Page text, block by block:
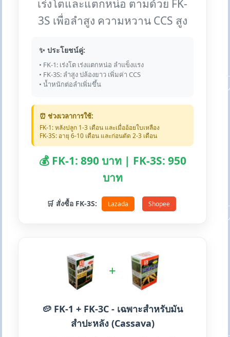
เร่งโตและแตกหน่อ ตามด้วย FK-
3S เพื่อลำสูง ความหวาน CCS สูง
✨ ประโยชน์คู่:
• FK-1: เร่งโต เร่งแตกหน่อ ลำแข็งแรง
• FK-3S: ลำสูง ปล้องยาว เพิ่มค่า CCS
• น้ำหนักต่อลำเพิ่มขึ้น
⏰ ช่วงเวลาการใช้:
FK-1: หลังปลูก 1-3 เดือน และเมื่ออ้อยใบเหลือง
FK-3S: อายุ 6-10 เดือน และก่อนตัด 2-3 เดือน
💰 FK-1: 890 บาท | FK-3S: 950
บาท
🛒 สั่งซื้อ FK-3S: Lazada Shopee
+
🥔 FK-1 + FK-3C - เฉพาะสำหรับมัน
สำปะหลัง (Cassava)